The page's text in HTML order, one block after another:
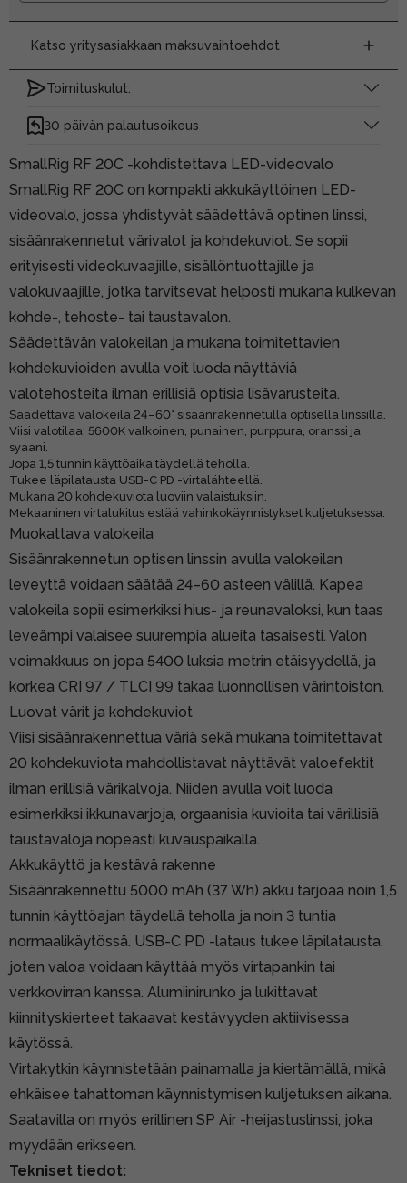
Katso yritysasiakkaan maksuvaihtoehdot
Toimituskulut:
30 päivän palautusoikeus
SmallRig RF 20C -kohdistettava LED-videovalo
SmallRig RF 20C on kompakti akkukäyttöinen LED-
videovalo, jossa yhdistyvät säädettävä optinen linssi,
sisäänrakennetut värivalot ja kohdekuviot. Se sopii
erityisesti videokuvaajille, sisällöntuottajille ja
valokuvaajille, jotka tarvitsevat helposti mukana kulkevan
kohde-, tehoste- tai taustavalon.
Säädettävän valokeilan ja mukana toimitettavien
kohdekuvioiden avulla voit luoda näyttäviä
valotehosteita ilman erillisiä optisia lisävarusteita.
Säädettävä valokeila 24–60° sisäänrakennetulla optisella linssillä.
Viisi valotilaa: 5600K valkoinen, punainen, purppura, oranssi ja
syaani.
Jopa 1,5 tunnin käyttöaika täydellä teholla.
Tukee läpilatausta USB-C PD -virtalähteellä.
Mukana 20 kohdekuviota luoviin valaistuksiin.
Mekaaninen virtalukitus estää vahinkokäynnistykset kuljetuksessa.
Muokattava valokeila
Sisäänrakennetun optisen linssin avulla valokeilan
leveyttä voidaan säätää 24–60 asteen välillä. Kapea
valokeila sopii esimerkiksi hius- ja reunavaloksi, kun taas
leveämpi valaisee suurempia alueita tasaisesti. Valon
voimakkuus on jopa 5400 luksia metrin etäisyydellä, ja
korkea CRI 97 / TLCI 99 takaa luonnollisen värintoiston.
Luovat värit ja kohdekuviot
Viisi sisäänrakennettua väriä sekä mukana toimitettavat
20 kohdekuviota mahdollistavat näyttävät valoefektit
ilman erillisiä värikalvoja. Niiden avulla voit luoda
esimerkiksi ikkunavarjoja, orgaanisia kuvioita tai värillisiä
taustavaloja nopeasti kuvauspaikalla.
Akkukäyttö ja kestävä rakenne
Sisäänrakennettu 5000 mAh (37 Wh) akku tarjoaa noin 1,5
tunnin käyttöajan täydellä teholla ja noin 3 tuntia
normaalikäytössä. USB-C PD -lataus tukee läpilatausta,
joten valoa voidaan käyttää myös virtapankin tai
verkkovirran kanssa. Alumiinirunko ja lukittavat
kiinnityskierteet takaavat kestävyyden aktiivisessa
käytössä.
Virtakytkin käynnistetään painamalla ja kiertämällä, mikä
ehkäisee tahattoman käynnistymisen kuljetuksen aikana.
Saatavilla on myös erillinen SP Air -heijastuslinssi, joka
myydään erikseen.
Tekniset tiedot: